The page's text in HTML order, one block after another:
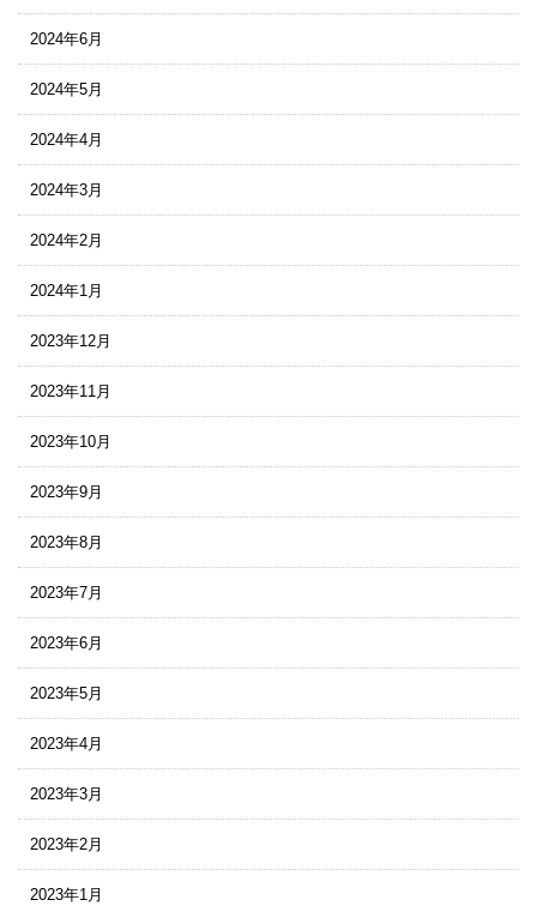
2024年6月
2024年5月
2024年4月
2024年3月
2024年2月
2024年1月
2023年12月
2023年11月
2023年10月
2023年9月
2023年8月
2023年7月
2023年6月
2023年5月
2023年4月
2023年3月
2023年2月
2023年1月